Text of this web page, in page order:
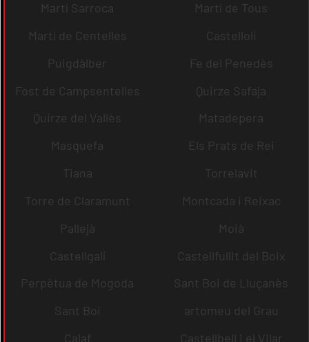
Martí Sarroca
Martí de Tous
Martí de Centelles
Castellolí
Puigdàlber
Fe del Penedès
Fost de Campsentelles
Quirze Safaja
Quirze del Vallès
Matadepera
Masquefa
Els Prats de Rei
Tiana
Torrelavit
Torre de Claramunt
Montcada i Reixac
Pallejà
Moià
Castellgalí
Castellfullit del Boix
Perpètua de Mogoda
Sant Boi de Lluçanès
Sant Boi
artomeu del Grau
Calaf
Castellbell i el Vilar